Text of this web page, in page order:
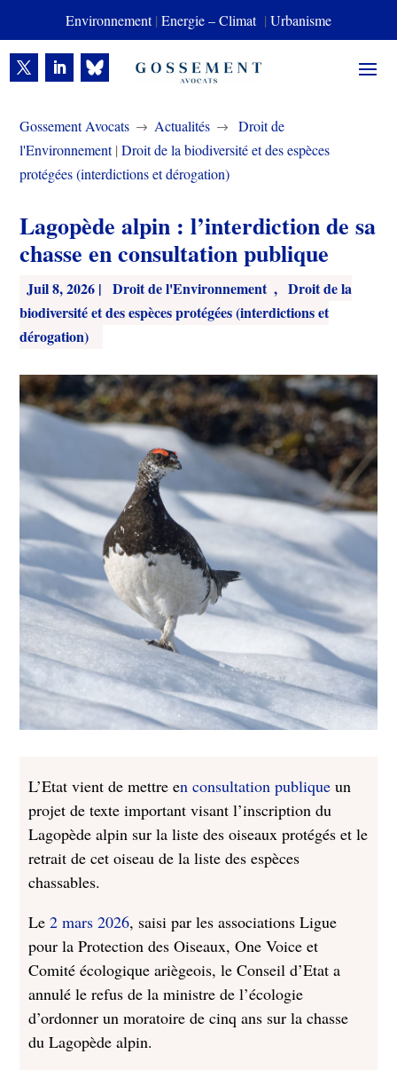
Environnement| Energie – Climat | Urbanisme
Gossement Avocats $ Actualités $
Droit de
l'Environnement|Droit de la biodiversité et des espèces
protégées (interdictions et dérogation)
Lagopède alpin : l’interdiction de sa
chasse en consultation publique
Juil 8, 2026 | Droit de l'Environnement , Droit de la
biodiversité et des espèces protégées (interdictions et
dérogation)
L’Etat vient de mettre en consultation publique un
projet de texte important visant l’inscription du
Lagopède alpin sur la liste des oiseaux protégés et le
retrait de cet oiseau de la liste des espèces
chassables.
Le2 mars 2026, saisi par les associations Ligue
pour la Protection des Oiseaux, One Voice et
Comité écologique ariègeois, le Conseil d’Etat a
annulé le refus de la ministre de l’écologie
d’ordonner un moratoire de cinq ans sur la chasse
du Lagopède alpin.